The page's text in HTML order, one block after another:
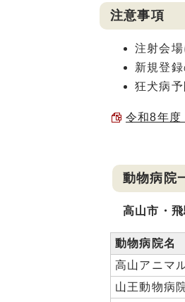
注意事項
注射会
新規登
狂犬病
令和8年
動物病院
高山市・飛
動物病院名
高山アニマ
山王動物病